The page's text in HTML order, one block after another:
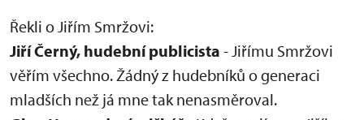
je dvojnásobným držitelem ocenění Anděl
v kategorii folk. Písničkářský dvojkoncert vyvážený
mužskou a ženskou energií jistě přinese i společné
muzicírování. Jiří Smrž totiž v minulosti věnoval
Řekli o Jiřím Smržovi:
Jiří Černý, hudební publicista - Jiřímu Smržovi
věřím všechno. Žádný z hudebníků o generaci
mladších než já mne tak nenasměroval.